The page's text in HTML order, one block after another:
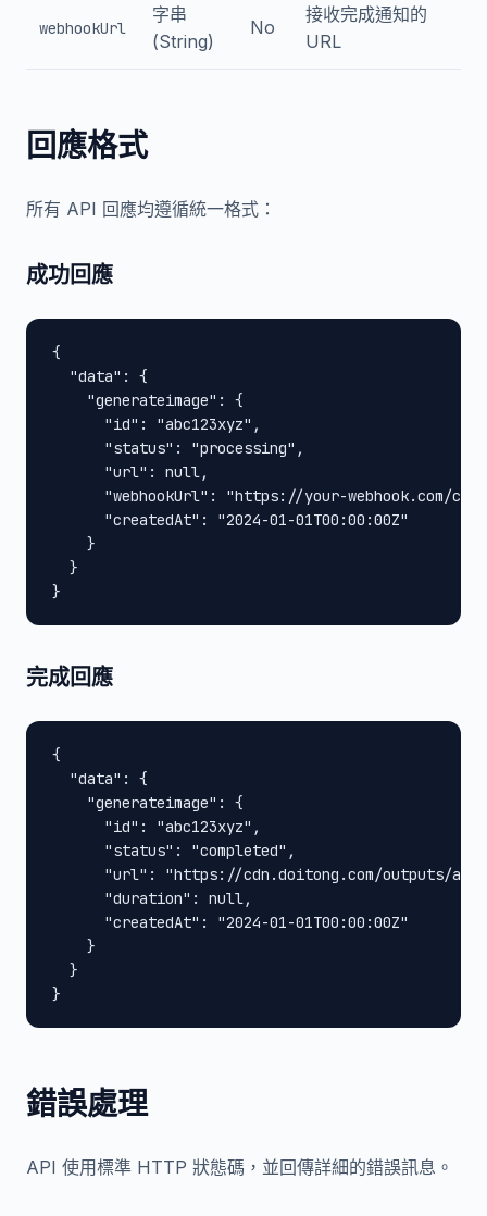
webhookUrl
字串
(String)
No
接收完成通知的
URL
回應格式
所有 API 回應均遵循統一格式：
成功回應
{
  "data": {
    "generateimage": {
      "id": "abc123xyz",
      "status": "processing",
      "url": null,
"webhookUrl": "https://your-webhook.com/
      "createdAt": "2024-01-01T00:00:00Z"
    }
  }
}
完成回應
{
  "data": {
    "generateimage": {
      "id": "abc123xyz",
      "status": "completed",
"url": "https://cdn.doitong.com/outputs/
      "duration": null,
      "createdAt": "2024-01-01T00:00:00Z"
    }
  }
}
錯誤處理
API 使用標準 HTTP 狀態碼，並回傳詳細的錯誤訊息。